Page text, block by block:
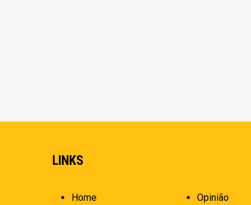
LINKS
Home Opinião